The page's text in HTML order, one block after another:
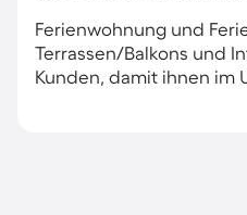
Ferienwohnung und
Terrassen/Balkons und
Kunden, damit ihnen im